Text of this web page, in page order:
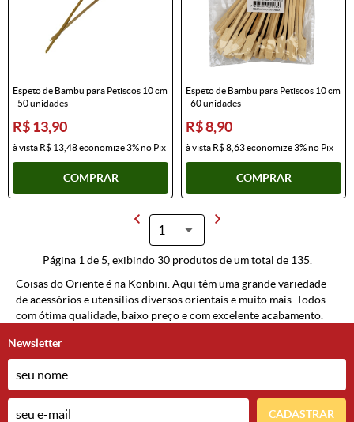
Espeto de Bambu para Petiscos 10 cm
- 50 unidades
R$ 13,90
à vista R$ 13,48economize3%no Pix
COMPRAR
Espeto de Bambu para Petiscos 10 cm
- 60 unidades
R$ 8,90
à vista R$ 8,63economize3%no Pix
COMPRAR
Página 1 de 5, exibindo 30 produtos de um total de 135.
Coisas do Oriente é na Konbini. Aqui têm uma grande variedade
de acessórios e utensílios diversos orientais e muito mais. Todos
com ótima qualidade, baixo preço e com excelente acabamento.
Newsletter
CADASTRAR